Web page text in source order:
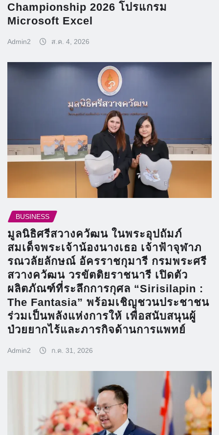
Championship 2026 โปรแกรม
Microsoft Excel
Admin2 ส.ค. 4, 2026
BUSINESS
มูลนิธิศรีสวางควัฒน ในพระอุปถัมภ์
สมเด็จพระเจ้าน้องนางเธอ เจ้าฟ้าจุฬาภ
รณวลัยลักษณ์ อัครราชกุมารี กรมพระศรี
สวางควัฒน วรขัตติยราชนารี เปิดตัว
ผลิตภัณฑ์ที่ระลึกการกุศล “Sirisilapin :
The Fantasia” พร้อมเชิญชวนประชาชน
ร่วมเป็นพลังแห่งการให้ เพื่อสนับสนุนผู้
ป่วยยากไร้และภารกิจด้านการแพทย์
Admin2 ก.ค. 31, 2026